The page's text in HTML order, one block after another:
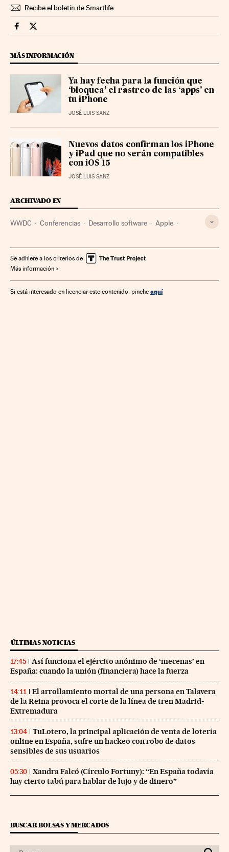
Recibe el boletín de Smartlife
Smartlife Cinco Días en Facebook
Smartlife Cinco Días en Twitter
MÁS INFORMACIÓN
Ya hay fecha para la función que
‘bloquea’ el rastreo de las ‘apps’ en
tu iPhone
JOSÉ LUIS SANZ
Nuevos datos confirman los iPhone
y iPad que no serán compatibles
con iOS 15
JOSÉ LUIS SANZ
ARCHIVADO EN
WWDC Conferencias Desarrollo software Apple
Sociedad Industria
Se adhiere a los criterios de
Más información
Si está interesado en licenciar este contenido, pinche aquí
ÚLTIMAS NOTICIAS
17:45
Así funciona el ejército anónimo de ‘mecenas’ en
España: cuando la unión (financiera) hace la fuerza
14:11
El arrollamiento mortal de una persona en Talavera
de la Reina provoca el corte de la línea de tren Madrid-
Extremadura
13:04
TuLotero, la principal aplicación de venta de lotería
online en España, sufre un hackeo con robo de datos
sensibles de sus usuarios
05:30
Xandra Falcó (Círculo Fortuny): “En España todavía
hay cierto tabú para hablar de lujo y de dinero”
BUSCAR BOLSAS Y MERCADOS